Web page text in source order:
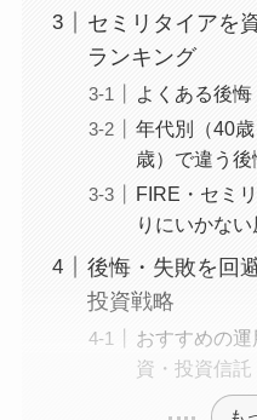
セミリタイアを
ランキング
よくある後
年代別（40
歳）で違う後
FIRE・セミ
りにいかない
後悔・失敗を回
投資戦略
おすすめの
資・投資信託